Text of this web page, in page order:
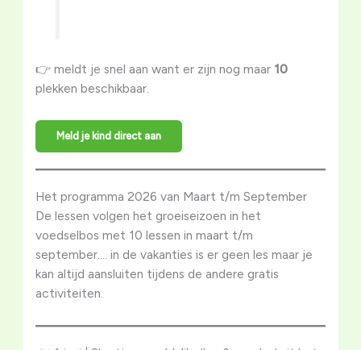
👉 meldt je snel aan want er zijn nog maar 10
plekken beschikbaar.
Meld je kind direct aan
Het programma 2026 van Maart t/m September
De lessen volgen het groeiseizoen in het
voedselbos met 10 lessen in maart t/m
september…. in de vakanties is er geen les maar je
kan altijd aansluiten tijdens de andere gratis
activiteiten.